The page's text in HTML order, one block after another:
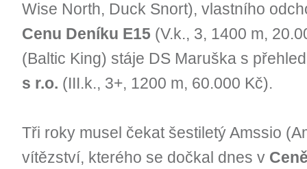
Wise North, Duck Snort), vlastního
Cenu Deníku E15 (V.k., 3, 1400 m,
(Baltic King) stáje DS Maruška s
s r.o. (III.k., 3+, 1200 m, 60.000 Kč).
Tři roky musel čekat šestiletý Amssio
vítězství, kterého se dočkal dnes v